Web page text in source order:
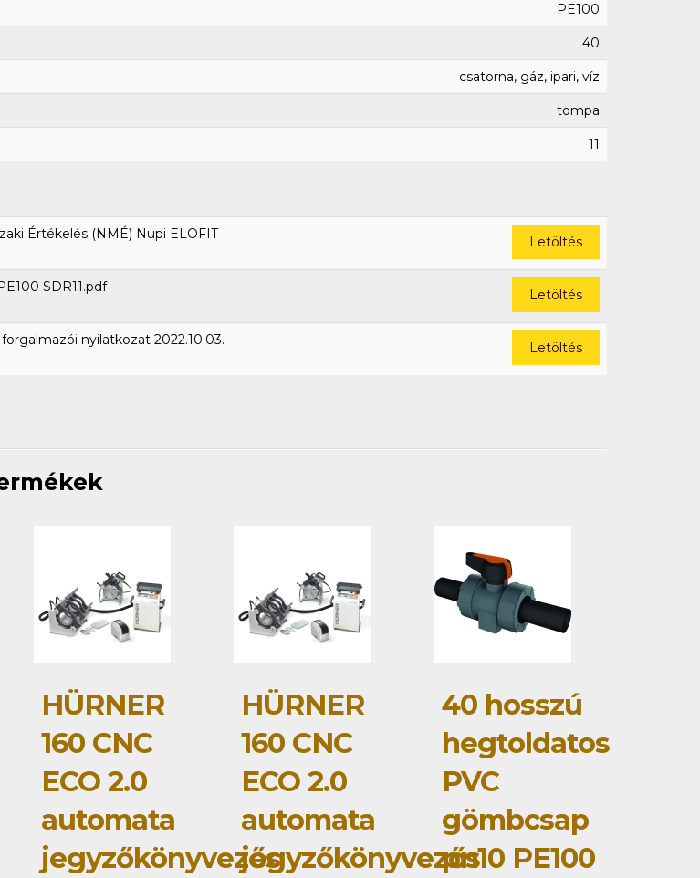
PE100
40
csatorna, gáz, ipari, víz
tompa
11
Értékelés (NMÉ) Nupi ELOFIT Letöltés
SDR11.pdf Letöltés
nyilatkozat 2022.10.03. Letöltés
HÜRNER
160 CNC
ECO 2.0
automata
jegyzőkönyvezős
HÜRNER
160 CNC
ECO 2.0
automata
jegyzőkönyvezős
40 hosszú
hegtoldatos
PVC
gömbcsap
pn10 PE100